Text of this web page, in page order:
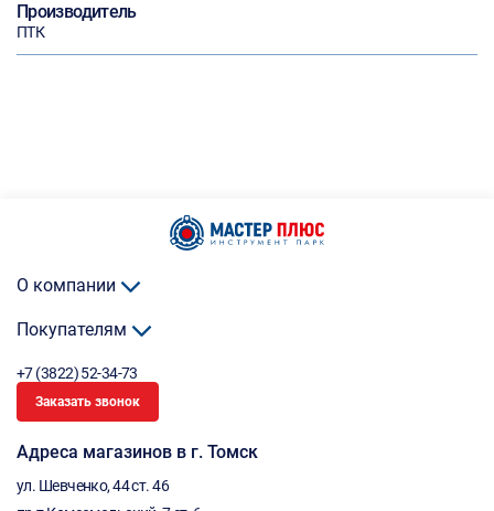
Производитель
ПТК
О компании
Покупателям
+7 (3822) 52-34-73
Заказать звонок
Адреса магазинов в г. Томск
ул. Шевченко, 44 ст. 46